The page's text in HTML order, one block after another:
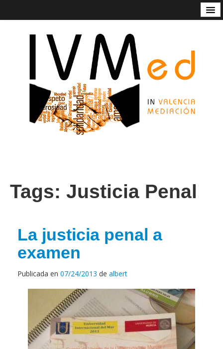
In Valencia Mediación
Listado de mediadoras/res
Nuestros servicios
Socios de honor de Ivmed
Tags: Justicia Penal
La justicia penal a
examen
Publicada en 07/24/2013 de albert